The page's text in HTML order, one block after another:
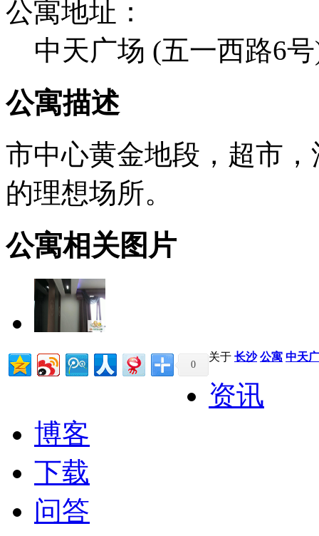
公寓地址：
中天广场 (五一西路6
公寓描述
市中心黄金地段，超市
的理想场所。
公寓相关图片
0
关于 长沙 公寓 中天
资讯
博客
下载
问答